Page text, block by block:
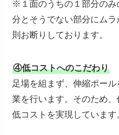
※１面のうちの１部分のみ
分とそうでない部分にム
則お断りしております。
④低コストへのこだわり
足場を組まず、伸縮ポー
業を行います。そのため、
低コストを実現しています